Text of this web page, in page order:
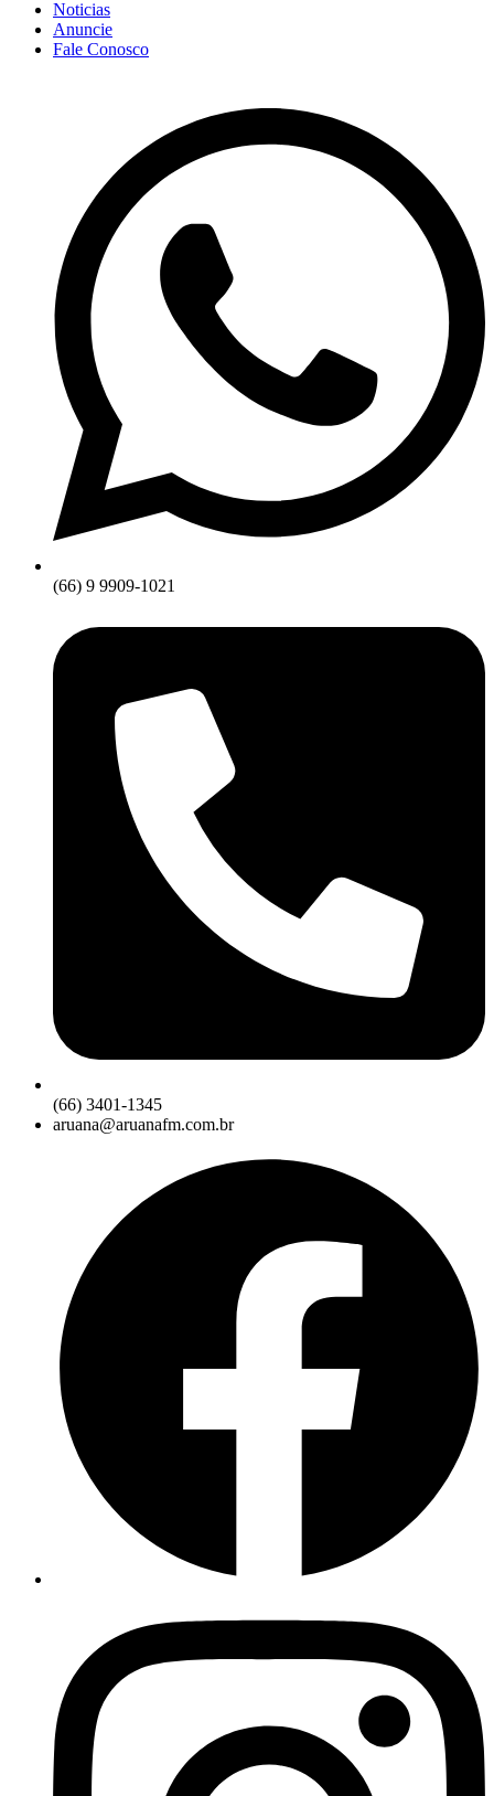
Noticias
Anuncie
Fale Conosco
(66) 9 9909-1021
(66) 3401-1345
aruana@aruanafm.com.br